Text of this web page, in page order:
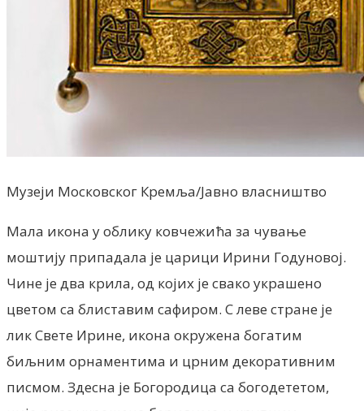
Музеји Московског Кремља/Јавно власништво
Мала икона у облику ковчежића за чување
моштију припадала је царици Ирини Годуновој.
Чине је два крила, од којих је свако украшено
цветом са блиставим сафиром. С леве стране је
лик Свете Ирине, икона окружена богатим
биљним орнаментима и црним декоративним
писмом. Здесна је Богородица са богодететом,